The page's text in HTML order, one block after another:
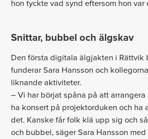
hon tyckte vad synd eftersom hon
Snittar, bubbel och älgskav
Den första digitala älgjakten i Rättvik
funderar Sara Hansson och
liknande aktiviteter.
– Vi har börjat spåna på att
ha konsert på projektorduken och ha
det. Kanske får folk klä upp sig och
och bubbel, säger Sara Hansson